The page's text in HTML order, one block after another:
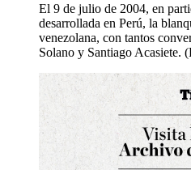
El 9 de julio de 2004, en
desarrollada en Perú, la
venezolana, con tantos
Solano y Santiago Acasiete.